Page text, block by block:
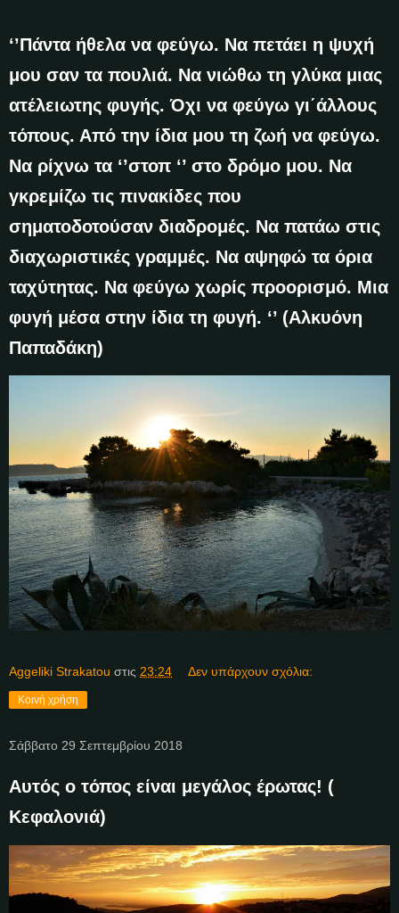
‘’Πάντα ήθελα να φεύγω. Να πετάει η ψυχή
μου σαν τα πουλιά. Να νιώθω τη γλύκα μιας
ατέλειωτης φυγής. Όχι να φεύγω γι΄άλλους
τόπους. Από την ίδια μου τη ζωή να φεύγω.
Να ρίχνω τα ‘’στοπ ‘’ στο δρόμο μου. Να
γκρεμίζω τις πινακίδες που
σηματοδοτούσαν διαδρομές. Να πατάω στις
διαχωριστικές γραμμές. Να αψηφώ τα όρια
ταχύτητας. Να φεύγω χωρίς προορισμό. Μια
φυγή μέσα στην ίδια τη φυγή. ‘’ (Αλκυόνη
Παπαδάκη)
Aggeliki Strakatou στις 23:24 Δεν υπάρχουν σχόλια:
Κοινή χρήση
Σάββατο 29 Σεπτεμβρίου 2018
Αυτός ο τόπος είναι μεγάλος έρωτας! (
Κεφαλονιά)